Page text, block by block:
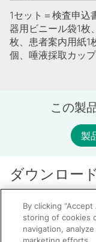
1セット＝検査申込
器用ビニール袋1枚
枚、患者案内用紙1
個、唾液採取カッ
この製
製
ダウンロード
サリバチェック
By clicking
storing of cookies
navigation,